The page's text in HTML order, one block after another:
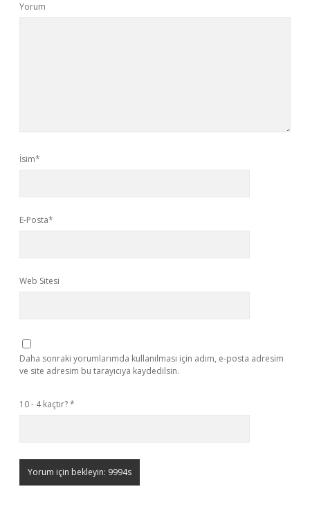
Yorum
İsim*
E-Posta*
Web Sitesi
Daha sonraki yorumlarımda kullanılması için adım, e-posta adresim
ve site adresim bu tarayıcıya kaydedilsin.
10 - 4 kaçtır?*